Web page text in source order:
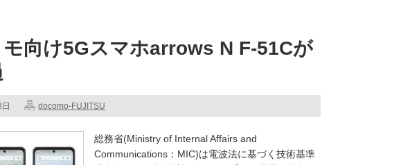
向け5Gスマホarrows N F-51Cが
docomo-FUJITSU
総務省(Ministry of Internal Affairs and
Communications：MIC)は電波法に基づく技術基準